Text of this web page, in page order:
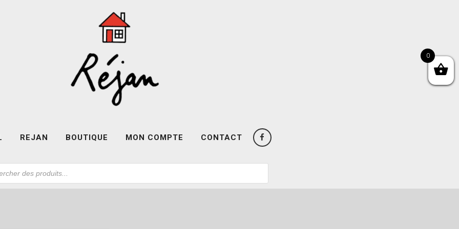
REJAN BOUTIQUE MON COMPTE CONTACT
0